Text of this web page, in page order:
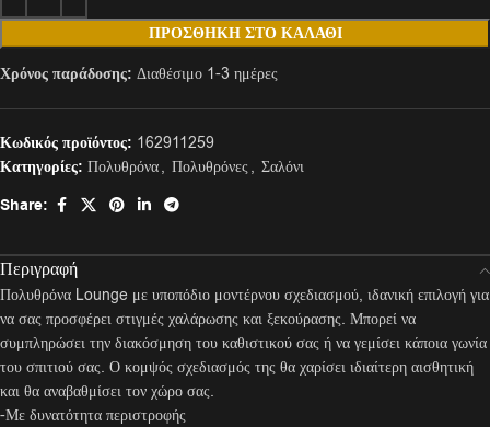
ΠΡΟΣΘΉΚΗ ΣΤΟ ΚΑΛΆΘΙ
Χρόνος παράδοσης: Διαθέσιμο 1-3 ημέρες
Κωδικός προϊόντος: 162911259
Κατηγορίες: Πολυθρόνα, Πολυθρόνες , Σαλόνι
Share:
Περιγραφή
Πολυθρόνα Lounge με υποπόδιο μοντέρνου σχεδιασμού, ιδανική επιλογή για
να σας προσφέρει στιγμές χαλάρωσης και ξεκούρασης. Μπορεί να
συμπληρώσει την διακόσμηση του καθιστικού σας ή να γεμίσει κάποια γωνία
του σπιτιού σας. Ο κομψός σχεδιασμός της θα χαρίσει ιδιαίτερη αισθητική
και θα αναβαθμίσει τον χώρο σας.
-Με δυνατότητα περιστροφής